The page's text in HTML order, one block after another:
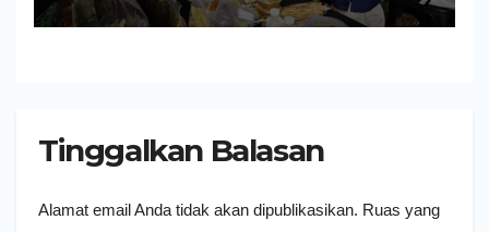
Tinggalkan Balasan
Alamat email Anda tidak akan dipublikasikan. Ruas yang